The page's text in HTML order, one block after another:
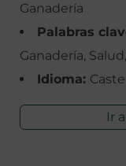
Ganadería
Palabras
Ganadería,
Idioma:
Ir